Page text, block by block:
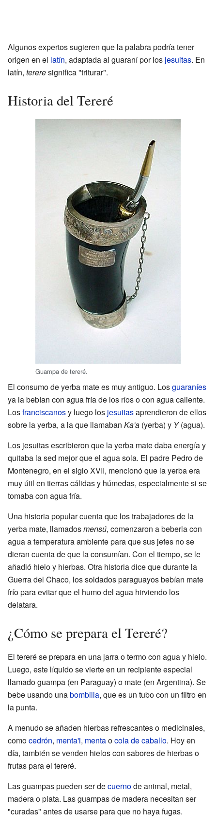
Algunos expertos sugieren que la palabra podría tener
origen en el latín, adaptada al guaraní por los jesuitas. En
latín, tereresignifica "triturar".
Historia del Tereré
Guampa de tereré.
El consumo de yerba mate es muy antiguo. Losguaraníes
ya la bebían con agua fría de los ríos o con agua caliente.
Losfranciscanosy luego los jesuitasaprendieron de ellos
sobre la yerba, a la que llamaban Ka'a (yerba) y Y(agua).
Los jesuitas escribieron que la yerba mate daba energía y
quitaba la sed mejor que el agua sola. El padre Pedro de
Montenegro, en el siglo XVII, mencionó que la yerba era
muy útil en tierras cálidas y húmedas, especialmente si se
tomaba con agua fría.
Una historia popular cuenta que los trabajadores de la
yerba mate, llamadosmensú, comenzaron a beberla con
agua a temperatura ambiente para que sus jefes no se
dieran cuenta de que la consumían. Con el tiempo, se le
añadió hielo y hierbas. Otra historia dice que durante la
Guerra del Chaco, los soldados paraguayos bebían mate
frío para evitar que el humo del agua hirviendo los
delatara.
¿Cómo se prepara el Tereré?
El tereré se prepara en una jarra o termo con agua y hielo.
Luego, este líquido se vierte en un recipiente especial
llamado guampa (en Paraguay) o mate (en Argentina). Se
bebe usando unabombilla, que es un tubo con un filtro en
la punta.
A menudo se añaden hierbas refrescantes o medicinales,
comocedrón, menta'i, mentaocola de caballo. Hoy en
día, también se venden hielos con sabores de hierbas o
frutas para el tereré.
Las guampas pueden ser decuernode animal, metal,
madera o plata. Las guampas de madera necesitan ser
"curadas" antes de usarse para que no haya fugas.